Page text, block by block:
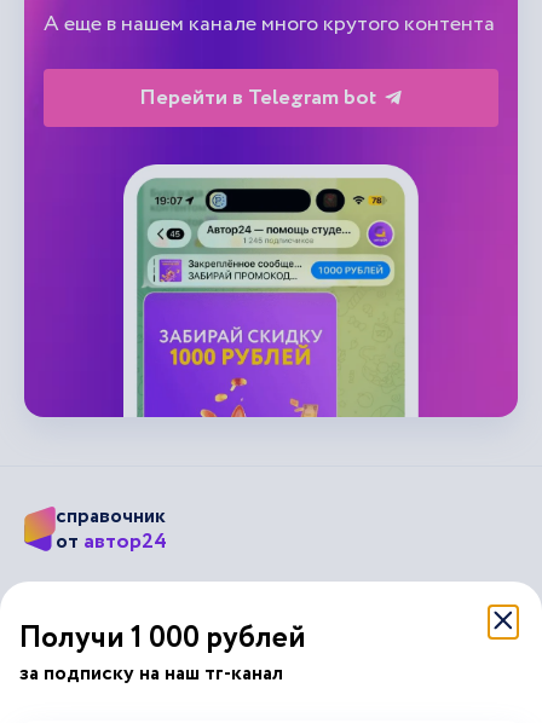
А еще в нашем канале много крутого контента
Перейти в Telegram bot
справочник
от автор24
Научные статьи
Получи 1 000 рублей
за подписку на наш тг-канал